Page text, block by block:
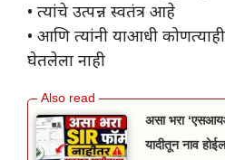
• त्यांचे उत्पन्न स्वतंत्र आहे
• आणि त्यांनी याआधी
घेतलेला नाही
असा भरा
यादीतून नाव